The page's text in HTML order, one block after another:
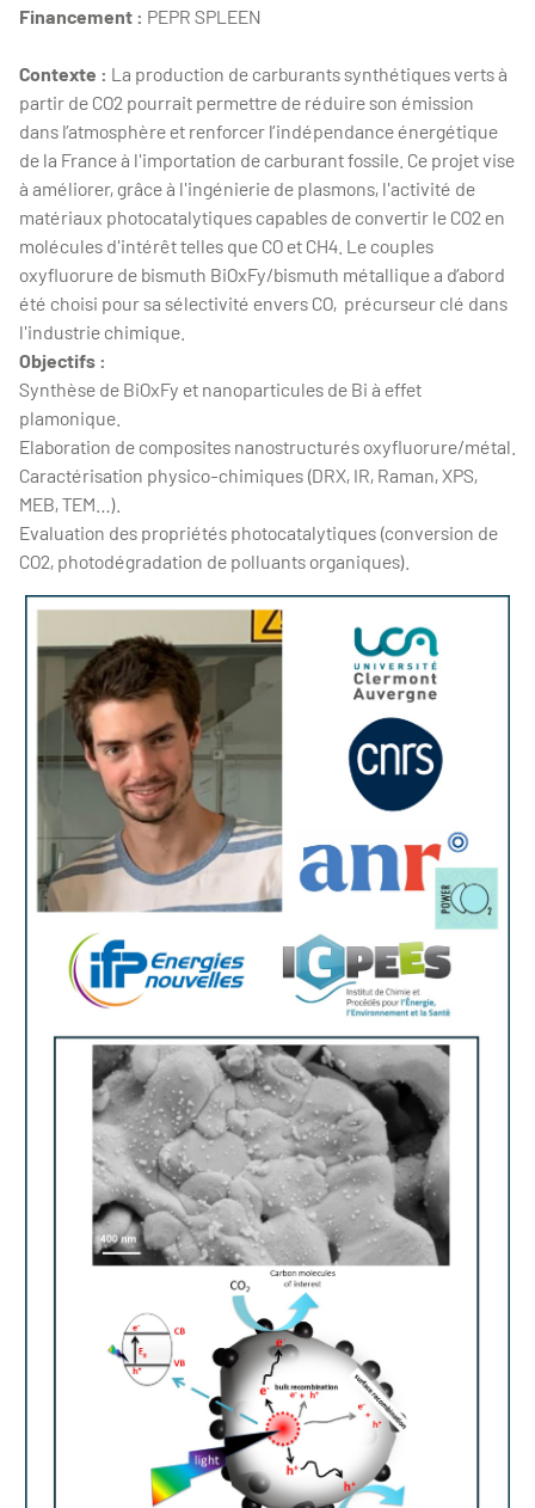
Financement : PEPR SPLEEN
Contexte : La production de carburants synthétiques verts à
partir de CO2 pourrait permettre de réduire son émission
dans l’atmosphère et renforcer l’indépendance énergétique
de la France à l'importation de carburant fossile. Ce projet vise
à améliorer, grâce à l'ingénierie de plasmons, l'activité de
matériaux photocatalytiques capables de convertir le CO2 en
molécules d'intérêt telles que CO et CH4. Le couples
oxyfluorure de bismuth BiOxFy/bismuth métallique a d’abord
été choisi pour sa sélectivité envers CO, précurseur clé dans
l'industrie chimique.
Objectifs :
Synthèse de BiOxFy et nanoparticules de Bi à effet
plamonique.
Elaboration de composites nanostructurés oxyfluorure/métal.
Caractérisation physico-chimiques (DRX, IR, Raman, XPS,
MEB, TEM…).
Evaluation des propriétés photocatalytiques (conversion de
CO2, photodégradation de polluants organiques).